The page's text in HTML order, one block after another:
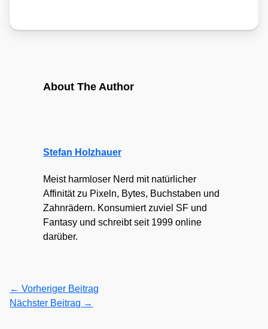
About The Author
Stefan Holzhauer
Meist harmloser Nerd mit natürlicher
Affinität zu Pixeln, Bytes, Buchstaben und
Zahnrädern. Konsumiert zuviel SF und
Fantasy und schreibt seit 1999 online
darüber.
← Vorheriger Beitrag
Nächster Beitrag →